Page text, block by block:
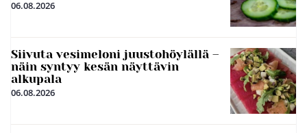
06.08.2026
Siivuta vesimeloni juustohöylällä –
näin syntyy kesän näyttävin
alkupala
06.08.2026